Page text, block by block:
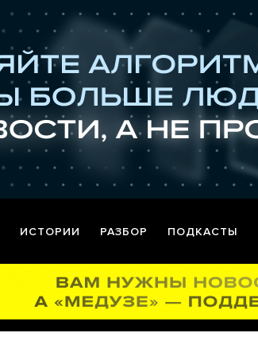
ИСТОРИИ РАЗБОР ПОДКАСТЫ